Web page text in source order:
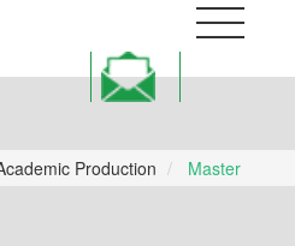
Production Master